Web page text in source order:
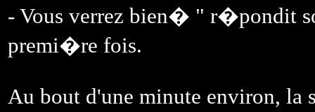
- Vous verrez bien� " r�pondit
premi�re fois.
Au bout d'une minute environ, la